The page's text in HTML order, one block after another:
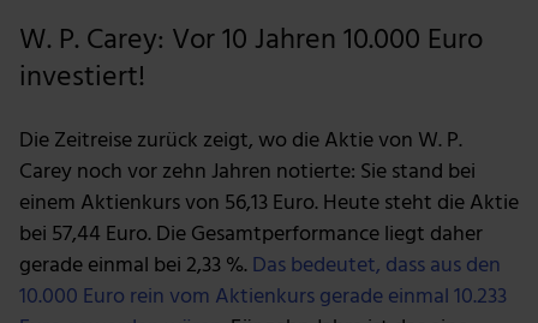
W. P. Carey: Vor 10 Jahren 10.000 Euro
investiert!
Die Zeitreise zurück zeigt, wo die Aktie von W. P.
Carey noch vor zehn Jahren notierte: Sie stand bei
einem Aktienkurs von 56,13 Euro. Heute steht die Aktie
bei 57,44 Euro. Die Gesamtperformance liegt daher
gerade einmal bei 2,33 %.Das bedeutet, dass aus den
10.000 Euro rein vom Aktienkurs gerade einmal 10.233